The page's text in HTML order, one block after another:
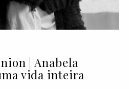
| Anabela
vida inteira